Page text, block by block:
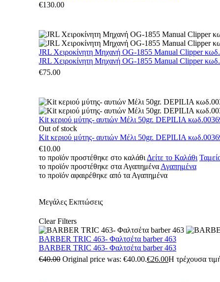
€130.00
JRL Χειροκίνητη Μηχανή OG-1855 Manual Clipper
JRL Χειροκίνητη Μηχανή OG-1855 Manual Clipper
€75.00
Kit κεριού μύτης- αυτιών Μέλι 50gr. DEPILIA
Out of stock
Kit κεριού μύτης- αυτιών Μέλι 50gr. DEPILIA
€10.00
το προϊόν προστέθηκε στο καλάθι Δείτε το Καλάθι
το προϊόν προστέθηκε στα Αγαπημένα Αγαπημένα
το προϊόν αφαιρέθηκε από τα Αγαπημένα
Μεγάλες Εκπτώσεις
Clear Filters
BARBER TRIC 463- Φαλτσέτα barber 463
BARBER TRIC 463- Φαλτσέτα barber 463
€40.00 Original price was: €40.00.€26.00Η τρέχουσα